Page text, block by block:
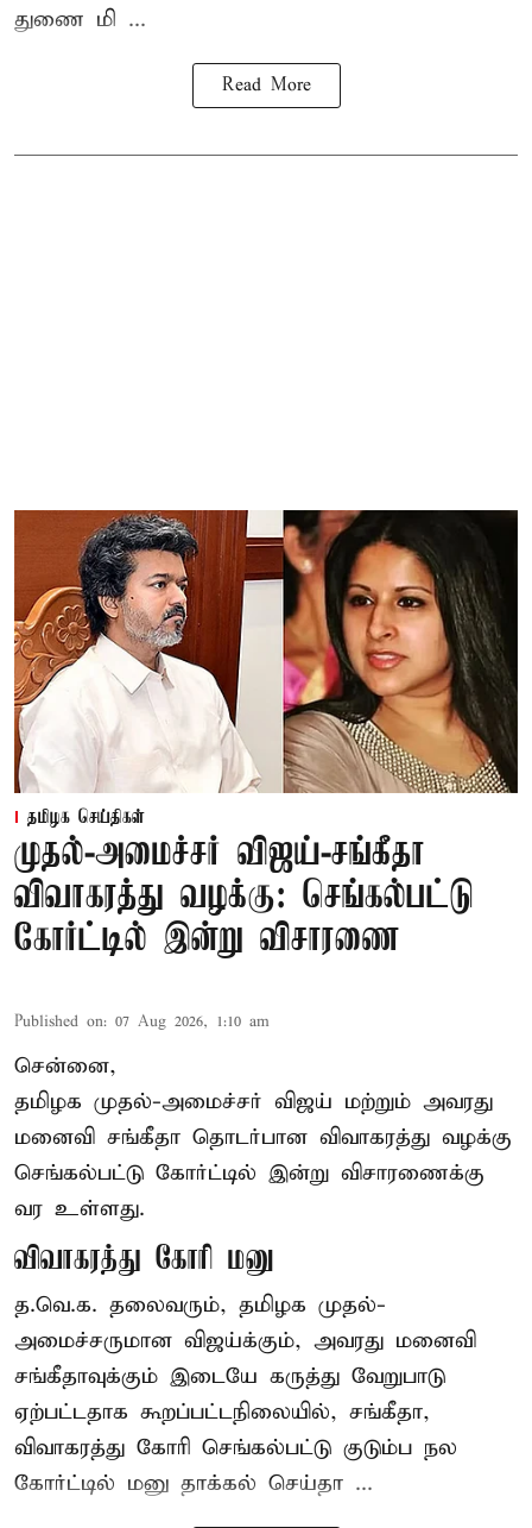
துணை மி ...
Read More
தமிழக செய்திகள்
முதல்-அமைச்சர் விஜய்-சங்கீதா
விவாகரத்து வழக்கு: செங்கல்பட்டு
கோர்ட்டில் இன்று விசாரணை
Published on: 07 Aug 2026, 1:10 am
சென்னை,
தமிழக முதல்-அமைச்சர் விஜய் மற்றும் அவரது
மனைவி சங்கீதா தொடர்பான விவாகரத்து வழக்கு
செங்கல்பட்டு கோர்ட்டில் இன்று விசாரணைக்கு
வர உள்ளது.
விவாகரத்து கோரி மனு
த.வெ.க. தலைவரும், தமிழக முதல்-
அமைச்சருமான விஜய்க்கும், அவரது மனைவி
சங்கீதாவுக்கும் இடையே கருத்து வேறுபாடு
ஏற்பட்டதாக கூறப்பட்டநிலையில், சங்கீதா,
விவாகரத்து கோரி செங்கல்பட்டு குடும்ப நல
கோர்ட்டில் மனு தாக்கல் செய்தா ...